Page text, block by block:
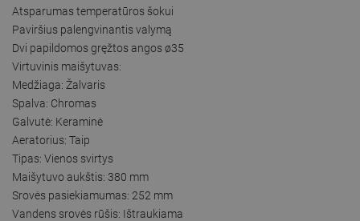
Atsparumas temperatūros šokui
Paviršius palengvinantis valymą
Dvi papildomos gręžtos angos ø35
Virtuvinis maišytuvas:
Medžiaga: Žalvaris
Spalva: Chromas
Galvutė: Keraminė
Aeratorius: Taip
Tipas: Vienos svirtys
Maišytuvo aukštis: 380 mm
Srovės pasiekiamumas: 252 mm
Vandens srovės rūšis: Ištraukiama